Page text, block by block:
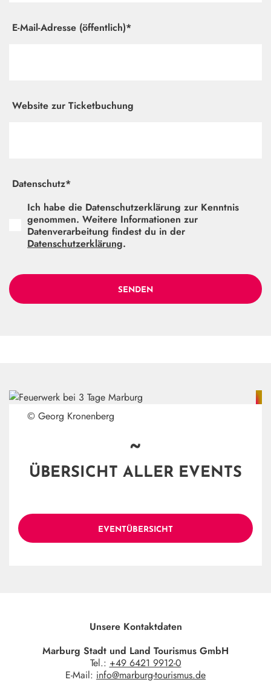
E-Mail-Adresse (öffentlich)*
Website zur Ticketbuchung
Datenschutz*
Ich habe die Datenschutzerklärung zur Kenntnis
genommen. Weitere Informationen zur
Datenverarbeitung findest du in der
Datenschutzerklärung.
SENDEN
© Georg Kronenberg
~
ÜBERSICHT ALLER EVENTS
EVENTÜBERSICHT
Unsere Kontaktdaten
Marburg Stadt und Land Tourismus GmbH
Tel.: +49 6421 9912-0
E-Mail: info@marburg-tourismus.de